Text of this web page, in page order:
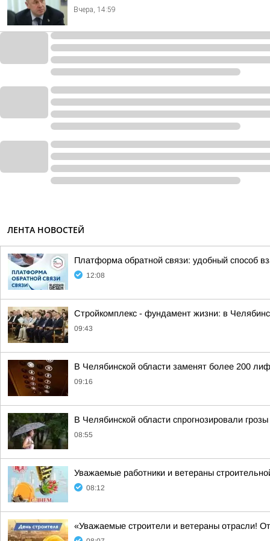
Вчера, 14:59
ЛЕНТА НОВОСТЕЙ
Платформа обратной связи: удобный способ
12:08
Стройкомплекс - фундамент жизни: в
09:43
В Челябинской области заменят более 200
09:16
В Челябинской области спрогнозировали
08:55
Уважаемые работники и ветераны
08:12
«Уважаемые строители и ветераны отрасли!